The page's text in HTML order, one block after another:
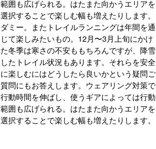
範囲も広げられる。はたまた向かうエリアを
選択することで楽しむ幅も増えたりします。
ダミー。またトレイルランニングは年間を通
じて楽しみたいもの。12月〜3月上旬にかけ
た冬季は寒さの不安ももちろんですが、降雪
したトレイル状況もあります。それらを安全
に楽しむにはどうしたら良いかという疑問ご
質問にもお答えします。ウェアリング対策で
行動時間を伸ばし、使うギアによっては行動
範囲も広げられる。はたまた向かうエリアを
選択することで楽しむ幅も増えたりします。